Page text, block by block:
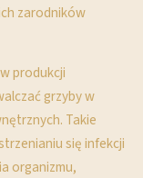
zarodników
produkcji
grzyby w
Takie
się infekcji
organizmu,